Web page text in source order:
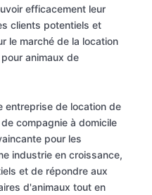
efficacement leur
clients potentiels et
le marché de la location
animaux de
entreprise de location de
compagnie à domicile
pour les
industrie en croissance,
et de répondre aux
d'animaux tout en